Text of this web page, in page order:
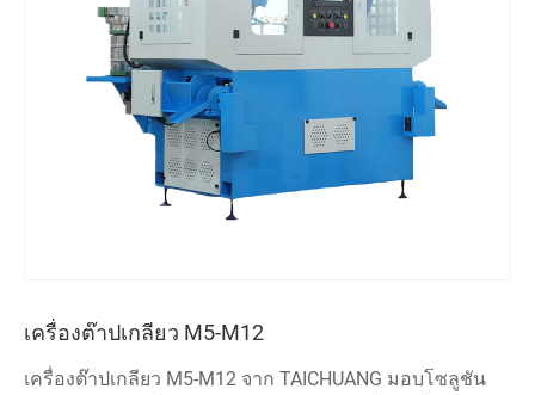
เครื่องต๊าปเกลียว M5-M12
เครื่องต๊าปเกลียว M5-M12 จาก TAICHUANG มอบโซลูชัน